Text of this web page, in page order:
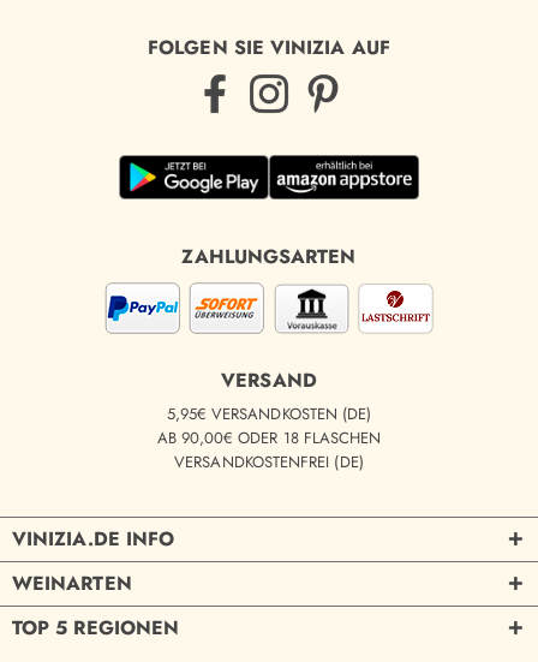
FOLGEN SIE VINIZIA AUF
ZAHLUNGSARTEN
VERSAND
5,95€ VERSANDKOSTEN (DE)
AB 90,00€ ODER 18 FLASCHEN
VERSANDKOSTENFREI (DE)
VINIZIA.DE INFO
WEINARTEN
TOP 5 REGIONEN